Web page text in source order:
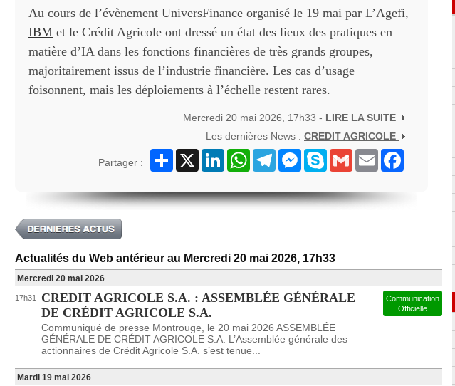
Au cours de l’évènement UniversFinance organisé le 19 mai par L’Agefi,
IBM et le Crédit Agricole ont dressé un état des lieux des pratiques en
matière d’IA dans les fonctions financières de très grands groupes,
majoritairement issus de l’industrie financière. Les cas d’usage
foisonnent, mais les déploiements à l’échelle restent rares.
Mercredi 20 mai 2026, 17h33 - LIRE LA SUITE
Les dernières News : CREDIT AGRICOLE
Partager :
Partager
X LinkedInWhatsAppTelegramMessenger
Skype Gmail Email
Actualités du Web antérieur au Mercredi 20 mai 2026, 17h33
Mercredi 20 mai 2026
17h31
CREDIT AGRICOLE S.A. : ASSEMBLÉE GÉNÉRALE
DE CRÉDIT AGRICOLE S.A.
Communiqué de presse Montrouge, le 20 mai 2026 ASSEMBLÉE
GÉNÉRALE DE CRÉDIT AGRICOLE S.A. L’Assemblée générale des
actionnaires de Crédit Agricole S.A. s’est tenue...
Communication
Officielle
Mardi 19 mai 2026